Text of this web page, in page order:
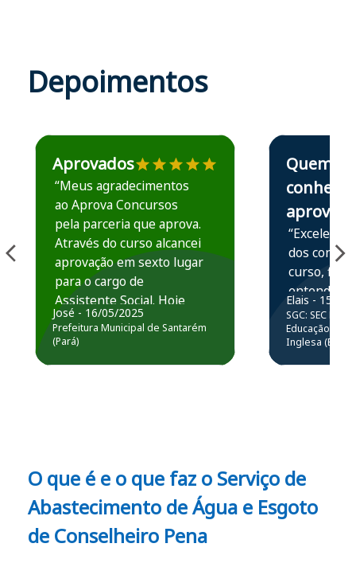
Depoimentos
Estudante José recomenda o Aprova Concursos em
Aprovados
“Meus agradecimentos
ao Aprova Concursos
pela parceria que aprova.
Através do curso alcancei
aprovação em sexto lugar
para o cargo de
Assistente Social. Hoje
estou atuando na
Prefeitura de Santarém.
José - 16/05/2025
Prefeitura Municipal de Santarém
(Pará)
Estudante Elais
Quem
conhece,
aprova
“Excelente
dos
curso,
entender e
prática
resolução
questões.”
Elais - 15/07/
SGC: SEC BA
Educação
Inglesa (Edital
O que é e o que faz o Serviço de
Abastecimento de Água e Esgoto
de Conselheiro Pena